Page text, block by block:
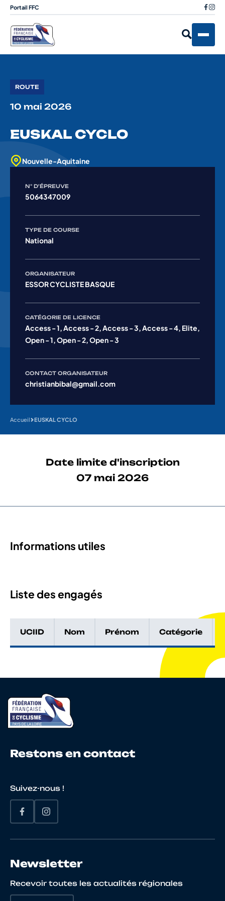
Portail FFC
ROUTE
10 mai 2026
EUSKAL CYCLO
Nouvelle-Aquitaine
N° D'ÉPREUVE
5064347009
TYPE DE COURSE
National
ORGANISATEUR
ESSOR CYCLISTE BASQUE
CATÉGORIE DE LICENCE
Access - 1, Access - 2, Access - 3, Access - 4, Elite,
Open - 1, Open - 2, Open - 3
CONTACT ORGANISATEUR
christianbibal@gmail.com
Accueil EUSKAL CYCLO
Date limite d'inscription
07 mai 2026
Informations utiles
Liste des engagés
UCIID Nom Prénom Catégorie
Restons en contact
Suivez-nous !
Newsletter
Recevoir toutes les actualités régionales